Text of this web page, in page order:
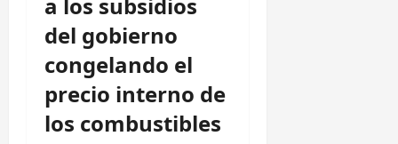
a los subsidios
del gobierno
congelando el
precio interno de
los combustibles